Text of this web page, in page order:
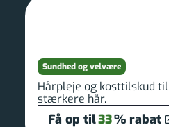
Sundhed og velvære
Hårpleje og kosttilskud
stærkere hår.
Få op til33% rabat